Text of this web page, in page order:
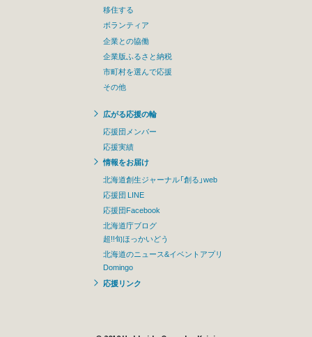
移住する
ボランティア
企業との協働
企業版ふるさと納税
市町村を選んで応援
その他
広がる応援の輪
応援団メンバー
応援実績
情報をお届け
北海道創生ジャーナル「創る」web
応援団 LINE
応援団Facebook
北海道庁ブログ
超!!旬ほっかいどう
北海道のニュース&イベントアプリ
Domingo
応援リンク